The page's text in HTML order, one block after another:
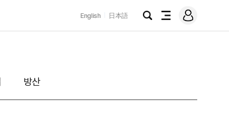
English 日本語
검
전
메
그
방산